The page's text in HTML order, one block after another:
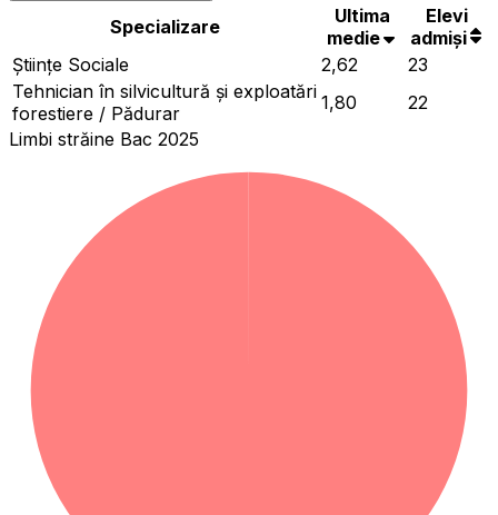
Specializare
Ultima
medie
Elevi
admiși
Ştiinţe Sociale
2,62
23
Tehnician în silvicultură și exploatări
forestiere / Pădurar
1,80
22
Limbi străine Bac 2025